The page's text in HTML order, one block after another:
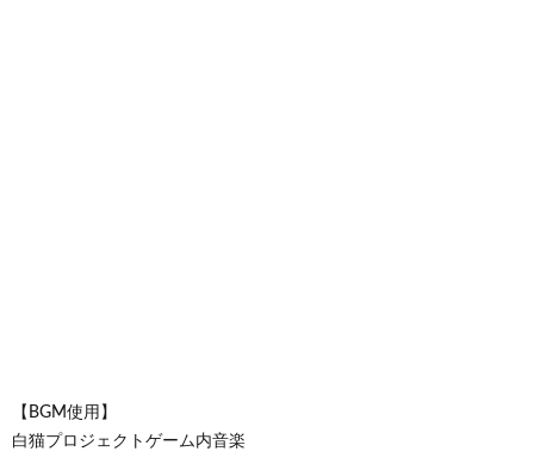
【BGM使用】
白猫プロジェクトゲーム内音楽